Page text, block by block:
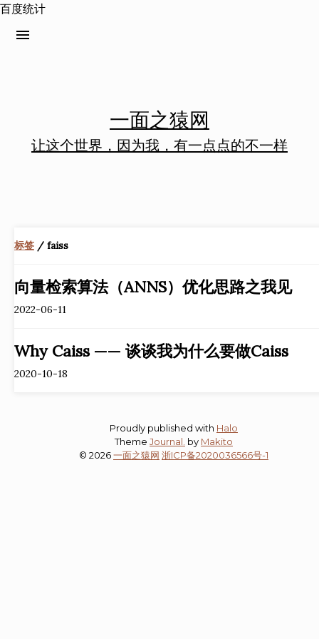
百度统计
menu
一面之猿网
让这个世界，因为我，有一点点的不一样
标签 / faiss
向量检索算法（ANNS）优化思路之我见
2022-06-11
Why Caiss —— 谈谈我为什么要做Caiss
2020-10-18
Proudly published with Halo
Theme Journal. by Makito
© 2026一面之猿网 浙ICP备2020036566号-1